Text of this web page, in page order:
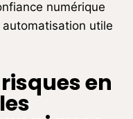
numérique
utile
en